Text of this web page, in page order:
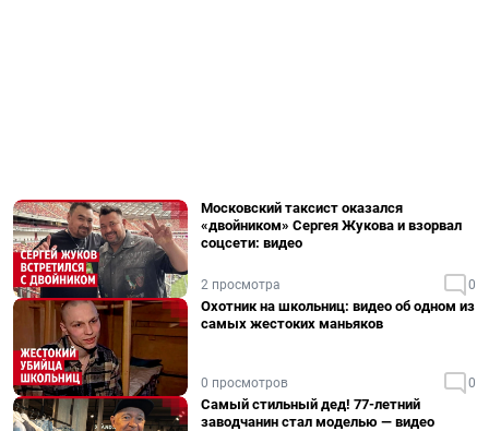
Московский таксист оказался
«двойником» Сергея Жукова и взорвал
соцсети: видео
2 просмотра 0
Охотник на школьниц: видео об одном из
самых жестоких маньяков
0 просмотров 0
Самый стильный дед! 77-летний
заводчанин стал моделью — видео